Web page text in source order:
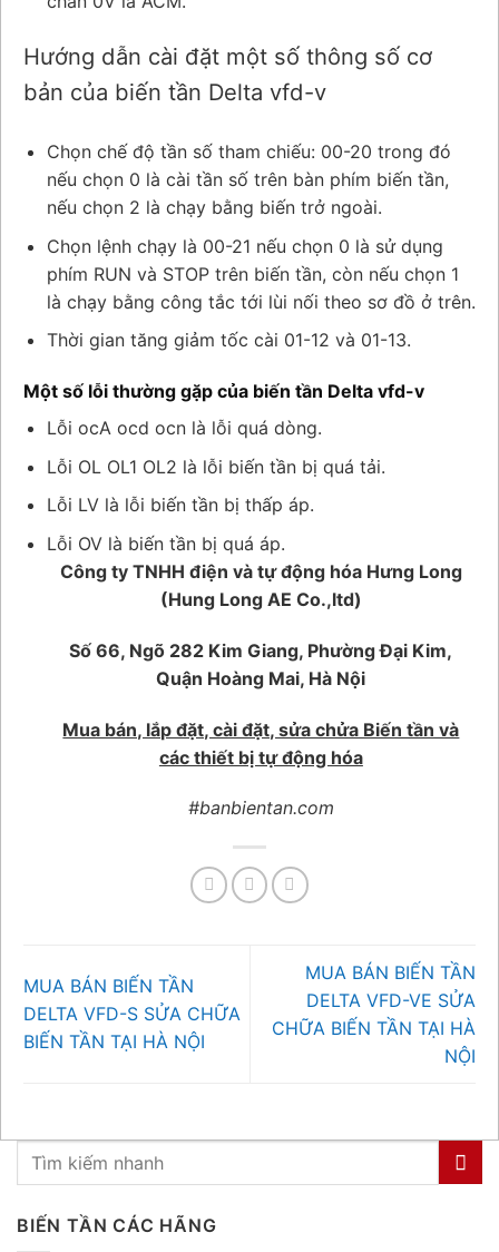
BIẾN TẦN CÁC HÃNG
Hướng dẫn cài đặt một số thông số cơ
bản của biến tần Delta vfd-v
Chọn chế độ tần số tham chiếu: 00-20 trong đó
nếu chọn 0 là cài tần số trên bàn phím biến tần,
nếu chọn 2 là chạy bằng biến trở ngoài.
Chọn lệnh chạy là 00-21 nếu chọn 0 là sử dụng
phím RUN và STOP trên biến tần, còn nếu chọn 1
là chạy bằng công tắc tới lùi nối theo sơ đồ ở trên.
Thời gian tăng giảm tốc cài 01-12 và 01-13.
Một số lỗi thường gặp của biến tần Delta vfd-v
Lỗi ocA ocd ocn là lỗi quá dòng.
Lỗi OL OL1 OL2 là lỗi biến tần bị quá tải.
Lỗi LV là lỗi biến tần bị thấp áp.
Lỗi OV là biến tần bị quá áp.
Công ty TNHH điện và tự động hóa Hưng Long
(Hung Long AE Co.,ltd)
Số 66, Ngõ 282 Kim Giang, Phường Đại Kim,
Quận Hoàng Mai, Hà Nội
Mua bán, lắp đặt, cài đặt, sửa chửa Biến tần và
các thiết bị tự động hóa
#banbientan.com
MUA BÁN BIẾN TẦN
DELTA VFD-S SỬA CHỮA
BIẾN TẦN TẠI HÀ NỘI
MUA BÁN BIẾN TẦN
DELTA VFD-VE SỬA
CHỮA BIẾN TẦN TẠI HÀ
NỘI